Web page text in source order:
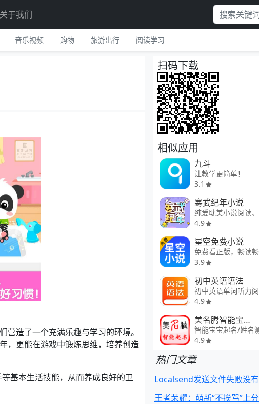
关于我们
音乐视频 购物 旅游出行 阅读学习
造了一个充满乐趣与学习的环境。
，更能在游戏中锻炼思维，培养创造
基本生活技能，从而养成良好的卫
扫码下载
相似应用
九斗
让教学更简单！
3.1
寒武纪年小说
4.9
星空免费小说
3.9
初中英语语法
4.9
美名腾智能宝宝起名姓名测试
智能宝宝起名/姓名
4.9
热门文章
Localsend发送文件失败没有
王者荣耀：萌新“不挨骂”上